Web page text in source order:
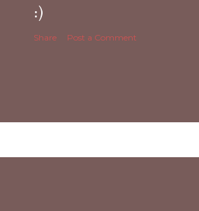
:)
Share Post a Comment